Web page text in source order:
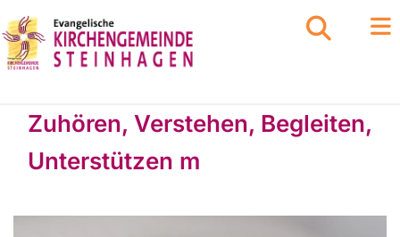
Zuhören, Verstehen, Begleiten,
Unterstützen m